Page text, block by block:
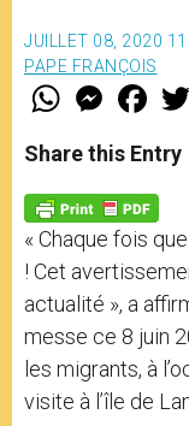
JUILLET 08, 2020
PAPE FRANÇOIS
W
t
s
p
p
M
e
s
e
g
e
r
F
a
e
b
o
k
Share this Entry
« Chaque fois
! Cet
actualité », a
messe ce 8 juin
les migrants, à
visite à l’île de